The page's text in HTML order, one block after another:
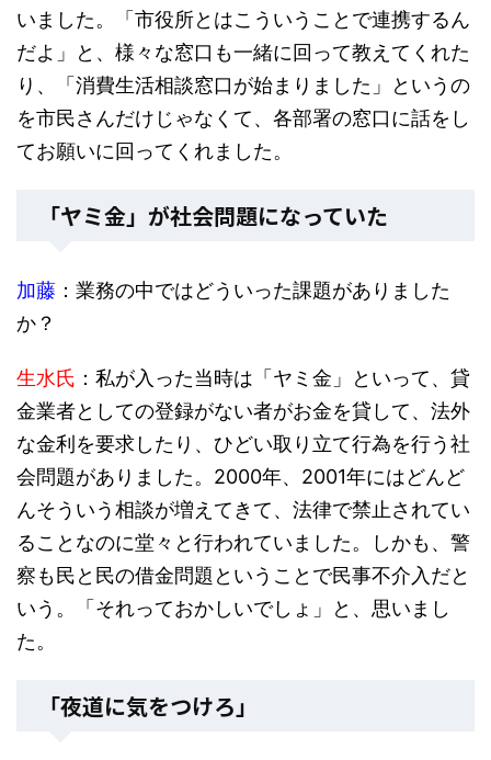
いました。「市役所とはこういうことで連携するん
だよ」と、様々な窓口も一緒に回って教えてくれた
り、「消費生活相談窓口が始まりました」というの
を市民さんだけじゃなくて、各部署の窓口に話をし
てお願いに回ってくれました。
「ヤミ金」が社会問題になっていた
加藤 ：業務の中ではどういった課題がありました
か？
生水氏 ：私が入った当時は「ヤミ金」といって、貸
金業者としての登録がない者がお金を貸して、法外
な金利を要求したり、ひどい取り立て行為を行う社
会問題がありました。2000年、2001年にはどんど
んそういう相談が増えてきて、法律で禁止されてい
ることなのに堂々と行われていました。しかも、警
察も民と民の借金問題ということで民事不介入だと
いう。「それっておかしいでしょ」と、思いまし
た。
「夜道に気をつけろ」